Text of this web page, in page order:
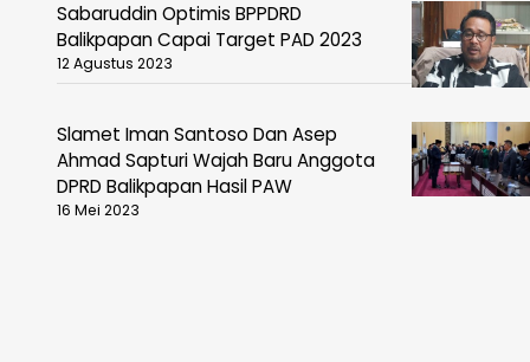
Sabaruddin Optimis BPPDRD
Balikpapan Capai Target PAD 2023
12 Agustus 2023
Slamet Iman Santoso Dan Asep
Ahmad Sapturi Wajah Baru Anggota
DPRD Balikpapan Hasil PAW
16 Mei 2023